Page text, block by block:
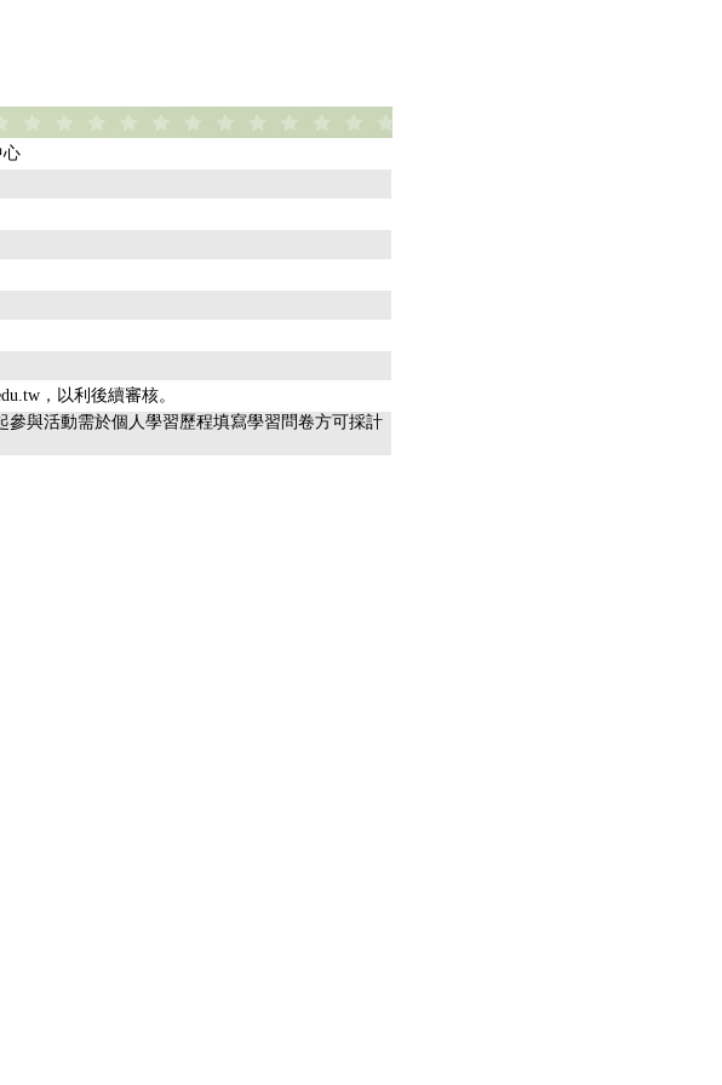
心
，以利後續審核。
參與活動需於個人學習歷程填寫學習問卷方可採計